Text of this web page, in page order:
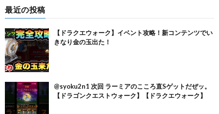
最近の投稿
【ドラクエウォーク】イベント攻略！新コンテンツでい
きなり金の玉出た！
@syoku2n1 次回 ラーミアのこころ直Sゲットだぜッ。
【ドラゴンクエストウォーク】【ドラクエウォーク】